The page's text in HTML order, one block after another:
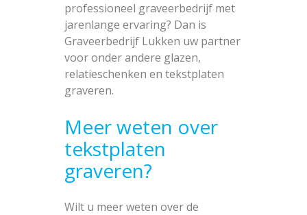
professioneel graveerbedrijf met
jarenlange ervaring? Dan is
Graveerbedrijf Lukken uw partner
voor onder andere glazen,
relatieschenken en tekstplaten
graveren.
Meer weten over
tekstplaten
graveren?
Wilt u meer weten over de